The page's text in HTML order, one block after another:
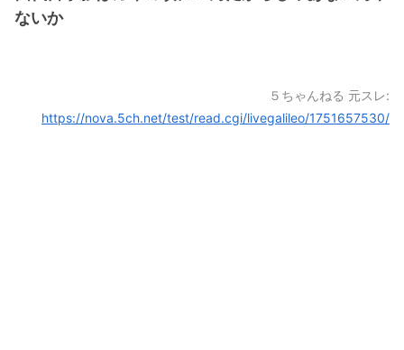
ないか
５ちゃんねる 元スレ:
https://nova.5ch.net/test/read.cgi/livegalileo/1751657530/